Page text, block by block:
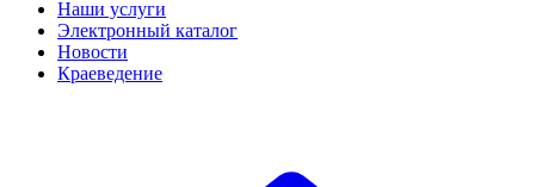
Наши услуги
Электронный каталог
Новости
Краеведение